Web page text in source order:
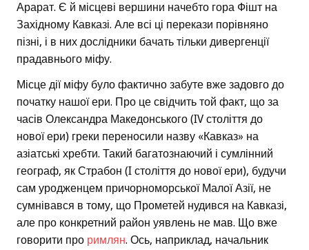
Арарат. Є й місцеві вершини начебто гора Фішт на
Західному Кавказі. Але всі ці перекази порівняно
пізні, і в них дослідники бачать тільки дивергенції
прадавнього міфу.
Місце дії міфу було фактично забуте вже задовго до
початку нашої ери. Про це свідчить той факт, що за
часів Олександра Македонського (IV століття до
нової ери) греки переносили назву «Кавказ» на
азіатські хребти. Такий багатознаючий і сумлінний
географ, як Страбон (I століття до нової ери), будучи
сам уродженцем причорноморської Малої Азії, не
сумнівався в тому, що Прометей нудився на Кавказі,
але про конкретний район уявлень не мав. Що вже
говорити про римлян. Ось, наприклад, начальник